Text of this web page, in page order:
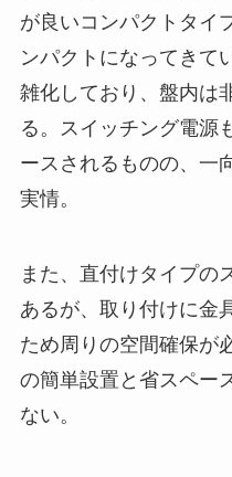
が良いコンパクトタイ
ンパクトになってきて
雑化しており、盤内は
る。スイッチング電源
ースされるものの、一
実情。
また、直付けタイプの
あるが、取り付けに金
ため周りの空間確保が
の簡単設置と省スペー
ない。